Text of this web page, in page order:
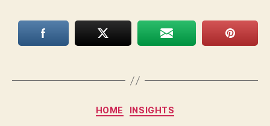
Categorias
HOME INSIGHTS